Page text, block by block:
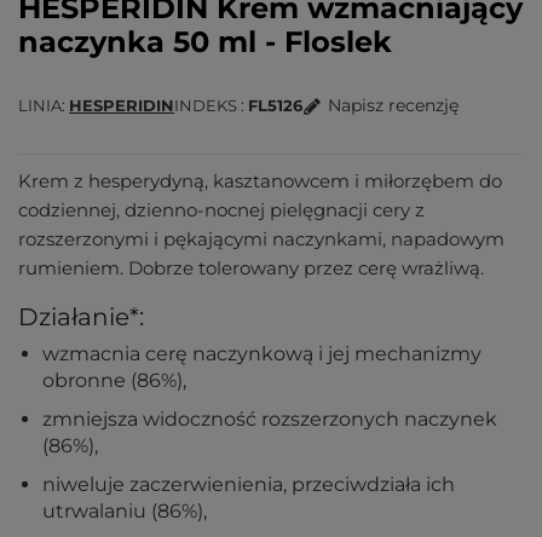
HESPERIDIN Krem wzmacniający
naczynka 50 ml - Floslek
LINIA HESPERIDININDEKS FL5126 Napisz recenzję
Krem z hesperydyną, kasztanowcem i miłorzębem do
codziennej, dzienno-nocnej pielęgnacji cery z
rozszerzonymi i pękającymi naczynkami, napadowym
rumieniem. Dobrze tolerowany przez cerę wrażliwą.
Działanie*:
wzmacnia cerę naczynkową i jej mechanizmy
obronne (86%),
zmniejsza widoczność rozszerzonych naczynek
(86%),
niweluje zaczerwienienia, przeciwdziała ich
utrwalaniu (86%),